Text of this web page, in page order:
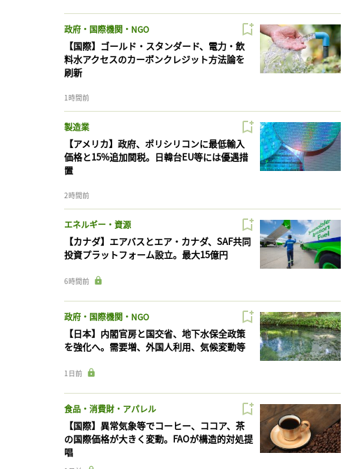
政府・国際機関・NGO
【国際】ゴールド・スタンダード、電力・飲
料水アクセスのカーボンクレジット方法論を
刷新
1時間前
製造業
【アメリカ】政府、ポリシリコンに最低輸入
価格と15%追加関税。日韓台EU等には優遇措
置
2時間前
エネルギー・資源
【カナダ】エアバスとエア・カナダ、SAF共同
投資プラットフォーム設立。最大15億円
6時間前
政府・国際機関・NGO
【日本】内閣官房と国交省、地下水保全政策
を強化へ。需要増、外国人利用、気候変動等
1日前
食品・消費財・アパレル
【国際】異常気象等でコーヒー、ココア、茶
の国際価格が大きく変動。FAOが構造的対処提
唱